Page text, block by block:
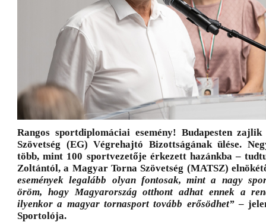
Rangos sportdiplomáciai esemény! Budapesten
Szövetség (EG) Végrehajtó Bizottságának ülése.
több, mint 100 sportvezetője érkezett hazánkba –
Zoltántól, a Magyar Torna Szövetség (MATSZ)
események legalább olyan fontosak, mint a nagy
öröm, hogy Magyarország otthont adhat ennek a
ilyenkor a magyar tornasport tovább erősödhet”–
Sportolója.